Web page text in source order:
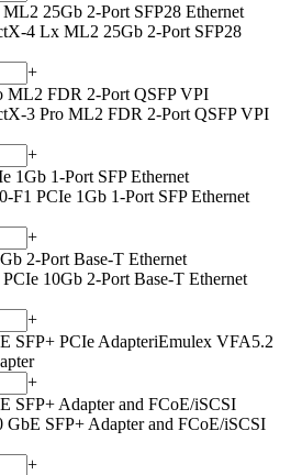
25Gb 2-Port SFP28 Ethernet
4 Lx ML2 25Gb 2-Port SFP28
+
ML2 FDR 2-Port QSFP VPI
3 Pro ML2 FDR 2-Port QSFP VPI
+
1Gb 1-Port SFP Ethernet
F1 PCIe 1Gb 1-Port SFP Ethernet
+
2-Port Base-T Ethernet
10Gb 2-Port Base-T Ethernet
+
SFP+ PCIe AdapteriEmulex VFA5.2
+
SFP+ Adapter and FCoE/iSCSI
SFP+ Adapter and FCoE/iSCSI
+